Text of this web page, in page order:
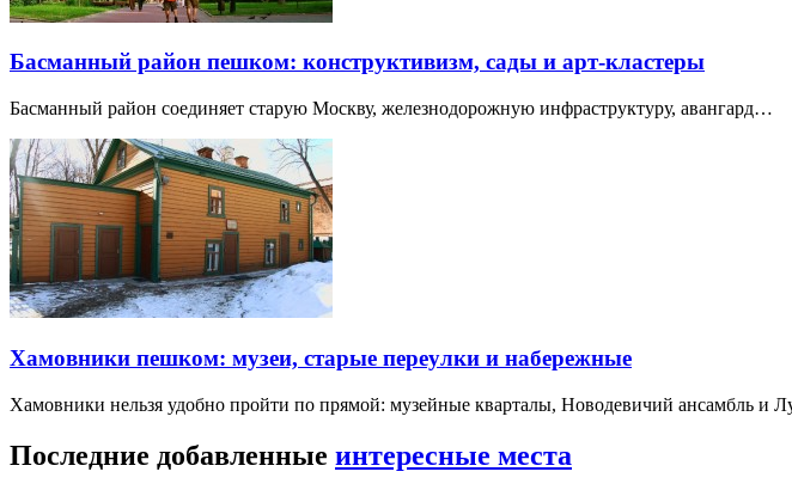
Басманный район пешком: конструктивизм, сады и арт-кластеры
Басманный район соединяет старую Москву, железнодорожную инфраструктуру, авангард…
Хамовники пешком: музеи, старые переулки и набережные
Хамовники нельзя удобно пройти по прямой: музейные кварталы, Новодевичий ансамбль и
Последние добавленные интересные места